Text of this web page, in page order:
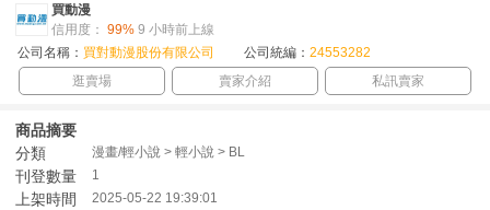
買動漫
信用度： 99% 9 小時前上線
公司名稱： 買對動漫股份有限公司 公司統編： 24553282
逛賣場
賣家介紹 私訊賣家
商品摘要
分類
漫畫/輕小說 > 輕小說 > BL
刊登數量 1
上架時間 2025-05-22 19:39:01